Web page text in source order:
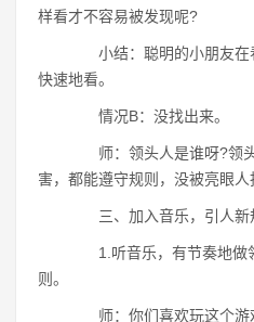
样看才不容易被发现呢?
小结：聪明的小朋友在
快速地看。
情况B：没找出来。
师：领头人是谁呀?领头
害，都能遵守规则，没被亮眼人
三、加入音乐，引人新
1.听音乐，有节奏地做
则。
师：你们喜欢玩这个游